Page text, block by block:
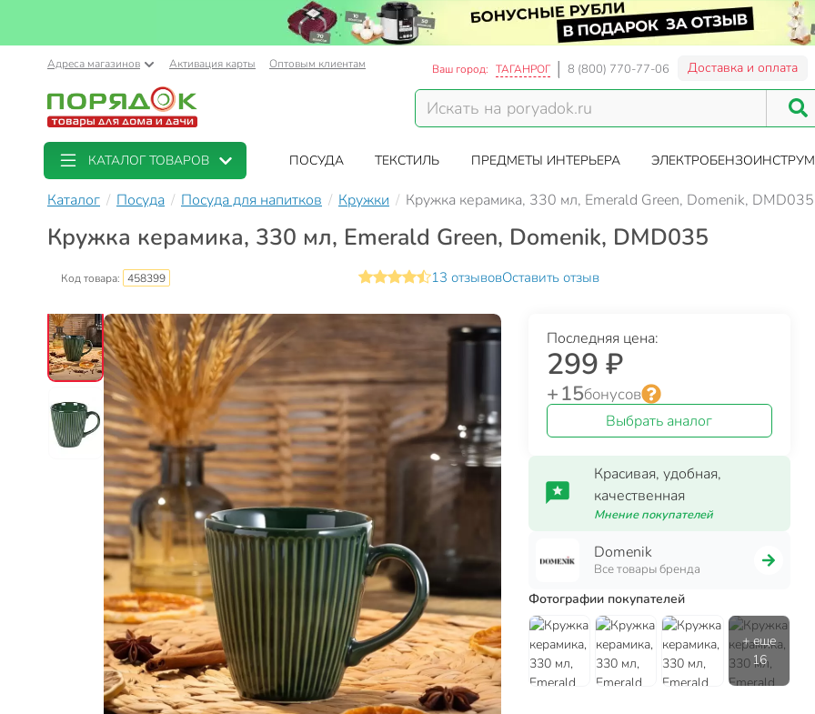
Адреса магазинов Активация карты Оптовым клиентам Ваш город: ТАГАНРОГ 8 (800) 770-77-06 Доставка и оплата
КАТАЛОГ ТОВАРОВ ПОСУДА ТЕКСТИЛЬ ПРЕДМЕТЫ ИНТЕРЬЕРА
Каталог Посуда Посуда для напитков Кружки Кружка керамика, 330 мл, Emerald Green, Domenik, DMD035
Кружка керамика, 330 мл, Emerald Green, Domenik, DMD035
Код товара: 458399 13 отзывовОставить отзыв
Последняя цена:
299 ₽
+ 15бонусов
Выбрать аналог
Красивая, удобная,
качественная
Мнение покупателей
Domenik
Все товары бренда
Фотографии покупателей